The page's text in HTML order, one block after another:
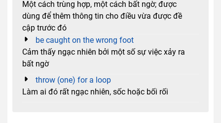
Một cách trùng hợp, một cách bất ngờ; được
dùng để thêm thông tin cho điều vừa được đề
cập trước đó
be caught on the wrong foot
Cảm thấy ngạc nhiên bởi một số sự việc xảy ra
bất ngờ
throw (one) for a loop
Làm ai đó rất ngạc nhiên, sốc hoặc bối rối